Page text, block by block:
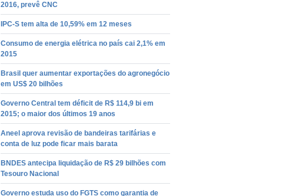
2016, prevê CNC
IPC-S tem alta de 10,59% em 12 meses
Consumo de energia elétrica no país cai 2,1% em
2015
Brasil quer aumentar exportações do agronegócio
em US$ 20 bilhões
Governo Central tem déficit de R$ 114,9 bi em
2015; o maior dos últimos 19 anos
Aneel aprova revisão de bandeiras tarifárias e
conta de luz pode ficar mais barata
BNDES antecipa liquidação de R$ 29 bilhões com
Tesouro Nacional
Governo estuda uso do FGTS como garantia de